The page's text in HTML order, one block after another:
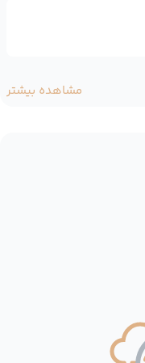
مشاهده بیشتر